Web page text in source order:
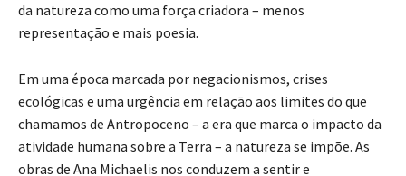
da natureza como uma força criadora – menos
representação e mais poesia.
Em uma época marcada por negacionismos, crises
ecológicas e uma urgência em relação aos limites do que
chamamos de Antropoceno – a era que marca o impacto da
atividade humana sobre a Terra – a natureza se impõe. As
obras de Ana Michaelis nos conduzem a sentir e